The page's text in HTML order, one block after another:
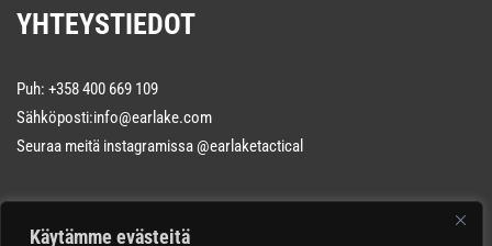
Käytämme evästeitä
YHTEYSTIEDOT
Puh: +358 400 669 109
Sähköposti:info@earlake.com
Seuraa meitä instagramissa@earlaketactical